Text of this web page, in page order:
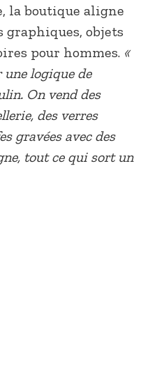
la boutique aligne
graphiques, objets
pour hommes. «
logique de
On vend des
des verres
gravées avec des
tout ce qui sort un